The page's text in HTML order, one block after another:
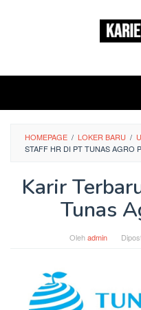
HOMEPAGE / LOKER BARU /
STAFF HR DI PT TUNAS AGRO
Karir
Tunas
Olehadmin